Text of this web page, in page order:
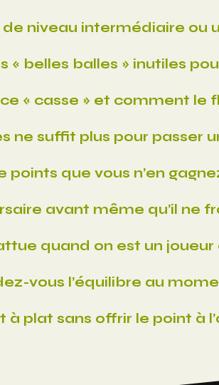
niveau intermédiaire ou
belles balles » inutiles
« casse » et comment le
ne suffit plus pour passer
points que vous n’en
avant même qu’il ne
quand on est un joueur
vous l’équilibre au
plat sans offrir le point à